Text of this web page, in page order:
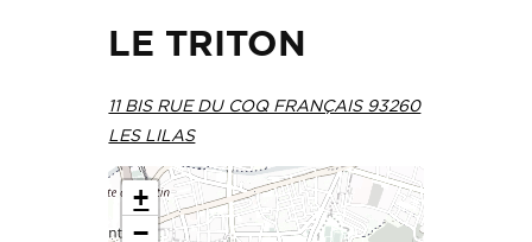
LE TRITON
11 BIS RUE DU COQ FRANÇAIS 93260
LES LILAS
+
−